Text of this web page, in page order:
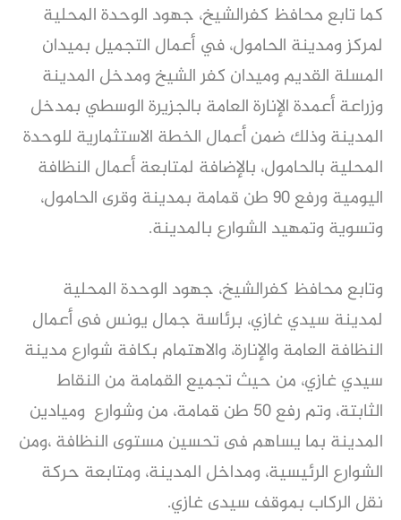
كما تابع محافظ كفرالشيخ، جهود الوحدة المحلية
لمركز ومدينة الحامول، في أعمال التجميل بميدان
المسلة القديم وميدان كفر الشيخ ومدخل المدينة
وزراعة أعمدة الإنارة العامة بالجزيرة الوسطي بمدخل
المدينة وذلك ضمن أعمال الخطة الاستثمارية للوحدة
المحلية بالحامول، بالإضافة لمتابعة أعمال النظافة
اليومية ورفع ٩٠ طن قمامة بمدينة وقرى الحامول،
وتسوية وتمهيد الشوارع بالمدينة.
وتابع محافظ كفرالشيخ، جهود الوحدة المحلية
لمدينة سيدي غازي، برئاسة جمال يونس فى أعمال
النظافة العامة والإنارة، والاهتمام بكافة شوارع مدينة
سيدي غازي، من حيث تجميع القمامة من النقاط
الثابتة، وتم رفع ٥٠ طن قمامة، من وشوارع وميادين
المدينة بما يساهم فى تحسين مستوى النظافة ،ومن
الشوارع الرئيسية، ومداخل المدينة، ومتابعة حركة
نقل الركاب بموقف سيدى غازي.